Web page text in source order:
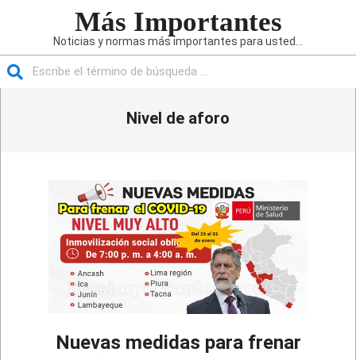
Más Importantes
Noticias y normas más importantes para usted...
Nivel de aforo
Nuevas medidas para frenar